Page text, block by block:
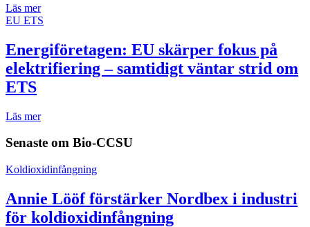
Läs mer
EU ETS
Energiföretagen: EU skärper fokus på
elektrifiering – samtidigt väntar strid om
ETS
Läs mer
Senaste om Bio-CCSU
Koldioxidinfångning
Annie Lööf förstärker Nordbex i industri
för koldioxidinfångning